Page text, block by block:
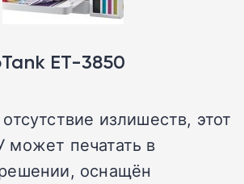
ET-3850
излишеств, этот
печатать в
оснащён